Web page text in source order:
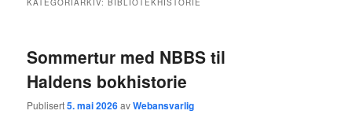
KATEGORIARKIV:BIBLIOTEKHISTORIE
Sommertur med NBBS til
Haldens bokhistorie
Publisert5. mai 2026avWebansvarlig